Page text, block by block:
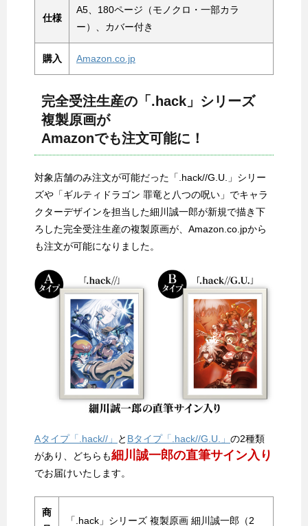
仕様
A5、180ページ（モノクロ・一部カラ
ー）、カバー付き
購入 Amazon.co.jp
完全受注生産の「.hack」シリーズ
複製原画が
Amazonでも注文可能に！
対象店舗のみ注文が可能だった「.hack//G.U.」シリー
ズや「ギルティドラゴン 罪竜と八つの呪い」でキャラ
クターデザインを担当した細川誠一郎が新規で描き下
ろした完全受注生産の複製原画が、Amazon.co.jpから
も注文が可能になりました。
Aタイプ「.hack//」 と Bタイプ「.hack//G.U.」 の2種類
があり、どちらも細川誠一郎の直筆サイン入り
でお届けいたします。
商
「.hack」シリーズ 複製原画 細川誠一郎（2